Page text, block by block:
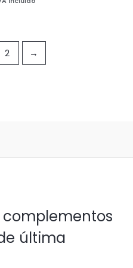
2 →
complementos
última